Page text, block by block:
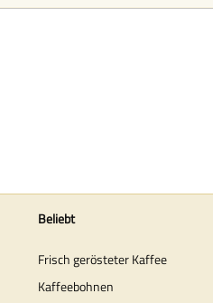
Beliebt
Frisch gerösteter Kaffee
Kaffeebohnen